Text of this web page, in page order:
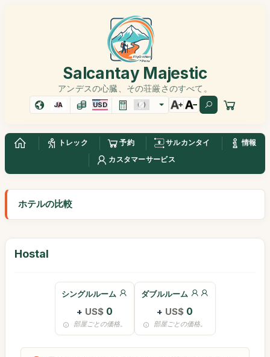
Salcantay Majestic
アンデスの心臓、その荘厳さのすべて。
JA USD
トレック 予約 サルカンタイ
情報
カスタマーサービス
ホテルの比較
Hostal
シングルルーム
+ US$ 0
部屋ごとの価格。
ダブルルーム
+ US$ 0
部屋ごとの価格。